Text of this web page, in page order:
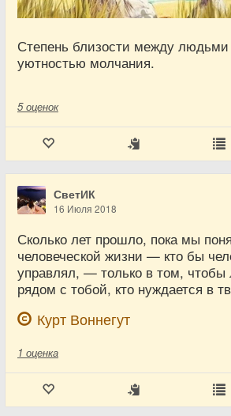
Степень близости между людьми
уютностью молчания.
5 оценок
СветИК
16 Июля 2018
Сколько лет прошло, пока мы
человеческой жизни — кто бы
управлял, — только в том, чтобы
рядом с тобой, кто нуждается в
Курт Воннегут
1 оценка